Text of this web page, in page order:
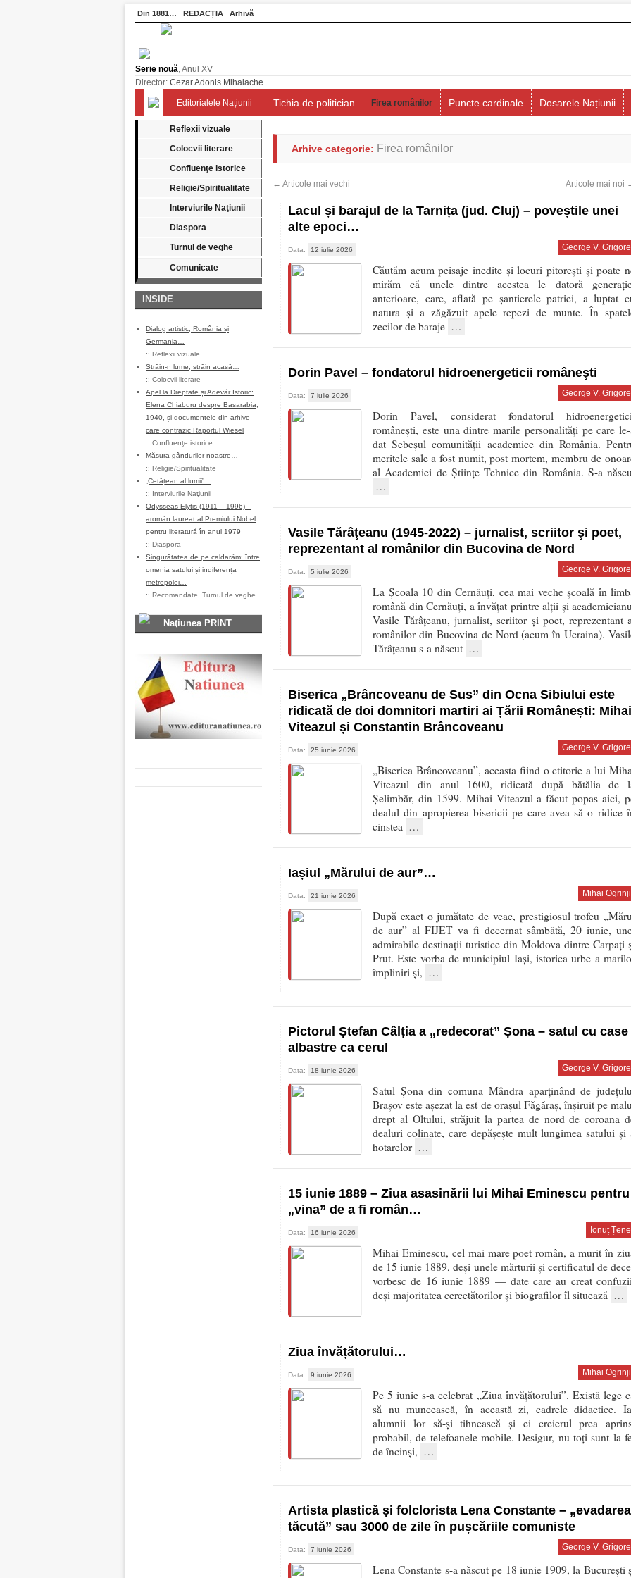
Din 1881… REDACȚIA Arhivă
Serie nouă, Anul XV
Director: Cezar Adonis Mihalache
Editorialele Națiunii Tichia de politician Firea românilor Puncte cardinale Dosarele Națiunii
Reflexii vizuale
Colocvii literare
Confluenţe istorice
Religie/Spiritualitate
Interviurile Naţiunii
Diaspora
Turnul de veghe
Comunicate
INSIDE
Dialog artistic, România și
Germania…
:: Reflexii vizuale
Străin-n lume, străin acasă…
:: Colocvii literare
Apel la Dreptate și Adevăr Istoric:
Elena Chiaburu despre Basarabia,
1940, și documentele din arhive
care contrazic Raportul Wiesel
:: Confluenţe istorice
Măsura gândurilor noastre…
:: Religie/Spiritualitate
„Cetățean al lumii”…
:: Interviurile Naţiunii
Odysseas Elytis (1911 – 1996) –
aromân laureat al Premiului Nobel
pentru literatură în anul 1979
:: Diaspora
Singurătatea de pe caldarâm: între
omenia satului și indiferența
metropolei…
:: Recomandate Turnul de veghe
Naţiunea PRINT
Arhive categorie: Firea românilor
← Articole mai vechi Articole mai noi
Lacul și barajul de la Tarnița (jud. Cluj) – poveștile unei
alte epoci…
Data: 12 iulie 2026 George V. Grigore
Căutăm acum peisaje inedite și locuri pitorești și poate
mirăm că unele dintre acestea le datoră
anterioare, care, aflată pe șantierele patriei, a luptat
natura și a zăgăzuit apele repezi de munte. În
zecilor de baraje …
Dorin Pavel – fondatorul hidroenergeticii româneşti
Data: 7 iulie 2026 George V. Grigore
Dorin Pavel, considerat fondatorul
românești, este una dintre marile personalități pe care
dat Sebeșul comunității academice din România.
meritele sale a fost numit, post mortem, membru de
al Academiei de Ştiinţe Tehnice din România. S-a
…
Vasile Tărâţeanu (1945-2022) – jurnalist, scriitor şi poet,
reprezentant al românilor din Bucovina de Nord
Data: 5 iulie 2026 George V. Grigore
La Şcoala 10 din Cernăuți, cea mai veche școală în
română din Cernăuți, a învăţat printre alţii şi
Vasile Tărâţeanu, jurnalist, scriitor şi poet, reprezentant
românilor din Bucovina de Nord (acum în Ucraina).
Tărâțeanu s-a născut …
Biserica „Brâncoveanu de Sus” din Ocna Sibiului este
ridicată de doi domnitori martiri ai Țării Românești: Mihai
Viteazul și Constantin Brâncoveanu
Data: 25 iunie 2026 George V. Grigore
„Biserica Brâncoveanu”, aceasta fiind o ctitorie a lui
Viteazul din anul 1600, ridicată după bătălia de
Șelimbăr, din 1599. Mihai Viteazul a făcut popas aici,
dealul din apropierea bisericii pe care avea să o ridice
cinstea …
Iașiul „Mărului de aur”…
Data: 21 iunie 2026 Mihai Ogrinji
După exact o jumătate de veac, prestigiosul trofeu
de aur” al FIJET va fi decernat sâmbătă, 20 iunie,
admirabile destinații turistice din Moldova dintre Carpați
Prut. Este vorba de municipiul Iași, istorica urbe a
împliniri și, …
Pictorul Ștefan Câlția a „redecorat” Șona – satul cu case
albastre ca cerul
Data: 18 iunie 2026 George V. Grigore
Satul Șona din comuna Mândra aparținând de
Brașov este așezat la est de orașul Făgăraș, înșiruit pe
drept al Oltului, străjuit la partea de nord de coroana
dealuri colinate, care depășește mult lungimea satului și
hotarelor …
15 iunie 1889 – Ziua asasinării lui Mihai Eminescu pentru
„vina” de a fi român…
Data: 16 iunie 2026 Ionuț Țene
Mihai Eminescu, cel mai mare poet român, a murit în
de 15 iunie 1889, deși unele mărturii și certificatul de
vorbesc de 16 iunie 1889 — date care au creat
deși majoritatea cercetătorilor și biografilor îl situează …
Ziua învățătorului…
Data: 9 iunie 2026 Mihai Ogrinji
Pe 5 iunie s-a celebrat „Ziua învățătorului”. Există lege
să nu muncească, în această zi, cadrele didactice.
alumnii lor să-și tihnească și ei creierul prea
probabil, de telefoanele mobile. Desigur, nu toți sunt la
de încinși, …
Artista plastică și folclorista Lena Constante – „evadarea
tăcută” sau 3000 de zile în pușcăriile comuniste
Data: 7 iunie 2026 George V. Grigore
Lena Constante s-a născut pe 18 iunie 1909, la București